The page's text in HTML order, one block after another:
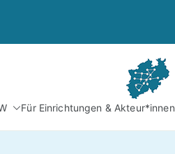
Für Einrichtungen & Akteur*innen